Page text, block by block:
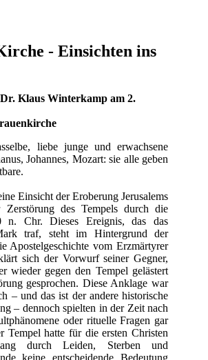
- Einsichten ins
Klaus Winterkamp am 2.
liebe junge und erwachsene
Johannes, Mozart: sie alle geben
Einsicht der Eroberung Jerusalems
des Tempels durch die
n. Chr. Dieses Ereignis, das das
traf, steht im Hintergrund der
Apostelgeschichte vom Erzmärtyrer
sich der Vorwurf seiner Gegner,
wieder gegen den Tempel gelästert
gesprochen. Diese Anklage war
– und das ist der andere historische
– dennoch spielten in der Zeit nach
oder rituelle Fragen gar
Tempel hatte für die ersten Christen
durch Leiden, Sterben und